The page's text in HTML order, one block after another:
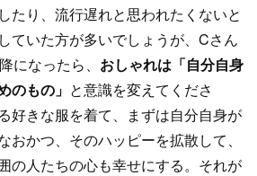
たり、流行遅れと思われたくないと
ていた方が多いでしょうが、Cさん
になったら、 おしゃれは「自分自身
のもの」 と意識を変えてくださ
きな服を着て、まずは自分自身が
おかつ、そのハッピーを拡散して、
の人たちの心も幸せにする。それが